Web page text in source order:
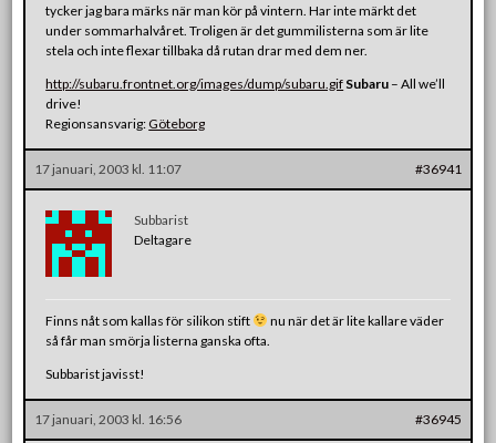
tycker jag bara märks när man kör på vintern. Har inte märkt det
under sommarhalvåret. Troligen är det gummilisterna som är lite
stela och inte flexar tillbaka då rutan drar med dem ner.
http://subaru.frontnet.org/images/dump/subaru.gif Subaru – All we’ll
drive!
Regionsansvarig: Göteborg
17 januari, 2003 kl. 11:07 #36941
Subbarist
Deltagare
Finns nåt som kallas för silikon stift
nu när det är lite kallare väder
så får man smörja listerna ganska ofta.
Subbarist javisst!
17 januari, 2003 kl. 16:56 #36945